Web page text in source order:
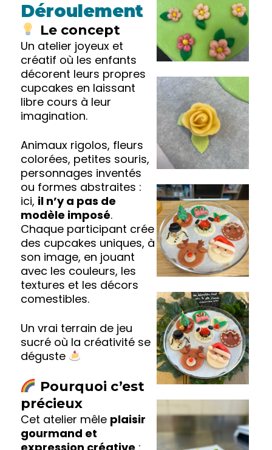
Déroulement
Le concept
Un atelier joyeux et
créatif où les enfants
décorent leurs propres
cupcakes en laissant
libre cours à leur
imagination.
Animaux rigolos, fleurs
colorées, petites souris,
personnages inventés
ou formes abstraites :
ici, il n’y a pas de
modèle imposé.
Chaque participant crée
des cupcakes uniques, à
son image, en jouant
avec les couleurs, les
textures et les décors
comestibles.
Un vrai terrain de jeu
sucré où la créativité se
déguste
Pourquoi c’est
précieux
Cet atelier mêle plaisir
gourmand et